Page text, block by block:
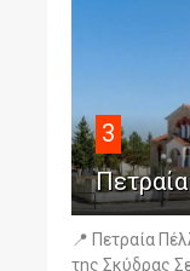
3
📍 Πετραία
της Σκύδρας